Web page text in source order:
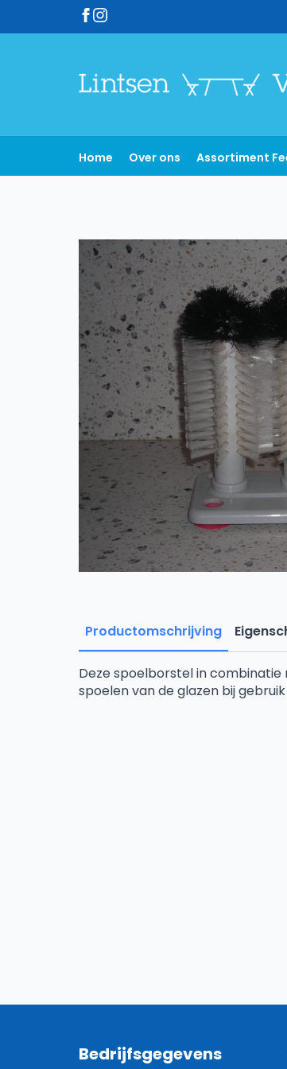
Home Over ons Assortiment
Productomschrijving
Deze spoelborstel in
spoelen van de glazen bij
Bedrijfsgegevens